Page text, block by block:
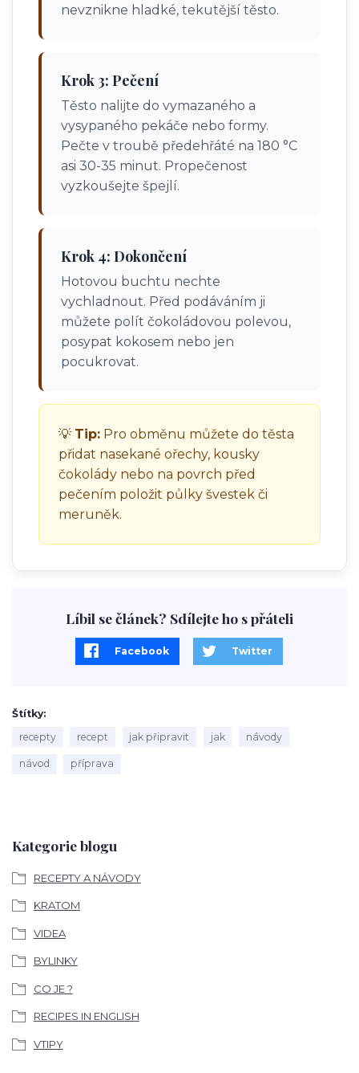
Kategorie blogu
RECEPTY A NÁVODY
KRATOM
VIDEA
BYLINKY
CO JE ?
RECIPES IN ENGLISH
VTIPY
nevznikne hladké, tekutější těsto.
Krok 3: Pečení
Těsto nalijte do vymazaného a
vysypaného pekáče nebo formy.
Pečte v troubě předehřáté na 180 °C
asi 30-35 minut. Propečenost
vyzkoušejte špejlí.
Krok 4: Dokončení
Hotovou buchtu nechte
vychladnout. Před podáváním ji
můžete polít čokoládovou polevou,
posypat kokosem nebo jen
pocukrovat.
💡 Tip: Pro obměnu můžete do těsta
přidat nasekané ořechy, kousky
čokolády nebo na povrch před
pečením položit půlky švestek či
meruněk.
Líbil se článek? Sdílejte ho s přáteli
Facebook Twitter
Štítky
recepty
recept jak připravit jak návody
návod příprava